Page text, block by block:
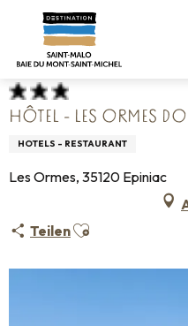
contenu
Startseite
Hôtel - Les Ormes
HÔTEL - LES ORMES
HOTELS - RESTAURANT
Les Ormes, 35120 Epiniac
TeilenAjouter aux favoris